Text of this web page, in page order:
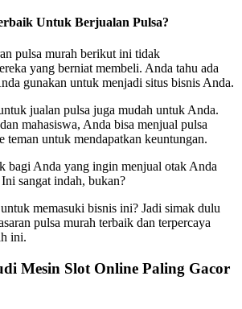
Untuk Berjualan Pulsa?
pulsa murah berikut ini tidak
yang berniat membeli. Anda tahu ada
gunakan untuk menjadi situs bisnis Anda.
jualan pulsa juga mudah untuk Anda.
mahasiswa, Anda bisa menjual pulsa
teman untuk mendapatkan keuntungan.
bagi Anda yang ingin menjual otak Anda
sangat indah, bukan?
memasuki bisnis ini? Jadi simak dulu
pulsa murah terbaik dan terpercaya
ini.
Mesin Slot Online Paling Gacor